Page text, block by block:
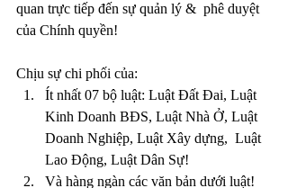
quan trực tiếp đến sự quản lý &  phê duyệt
của Chính quyền!
Chịu sự chi phối của:
Ít nhất 07 bộ luật: Luật Đất Đai, Luật
Kinh Doanh BĐS, Luật Nhà Ở, Luật
Doanh Nghiệp, Luật Xây dựng,  Luật
Lao Động, Luật Dân Sự!
Và hàng ngàn các văn bản dưới luật!